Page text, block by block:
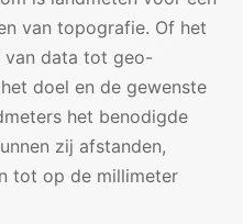
van topografie. Of het
van data tot geo-
doel en de gewenste
het benodigde
zij afstanden,
tot op de millimeter